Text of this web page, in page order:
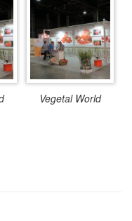
Vegetal World